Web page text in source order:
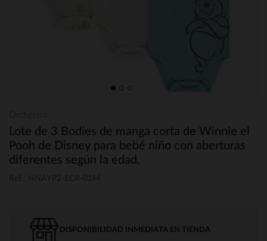
Lote de 3 Bodies de manga corta de Winnie el
Pooh de Disney para bebé niño con aberturas
diferentes según la edad.
DISPONIBILIDAD INMEDIATA EN TIENDA